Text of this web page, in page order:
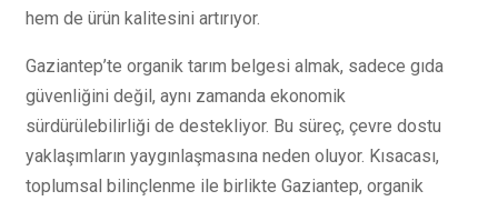
hem de ürün kalitesini artırıyor.
Gaziantep’te organik tarım belgesi almak, sadece gıda
güvenliğini değil, aynı zamanda ekonomik
sürdürülebilirliği de destekliyor. Bu süreç, çevre dostu
yaklaşımların yaygınlaşmasına neden oluyor. Kısacası,
toplumsal bilinçlenme ile birlikte Gaziantep, organik